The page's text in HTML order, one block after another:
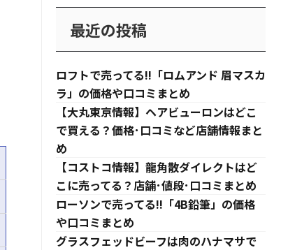
最近の投稿
ロフトで売ってる!!「ロムアンド 眉マスカ
ラ」の価格や口コミまとめ
【大丸東京情報】ヘアビューロンはどこ
で買える？価格･口コミなど店舗情報まと
め
【コストコ情報】龍角散ダイレクトはど
こに売ってる？店舗･値段･口コミまとめ
ローソンで売ってる!!「4B鉛筆」の価格
や口コミまとめ
グラスフェッドビーフは肉のハナマサで